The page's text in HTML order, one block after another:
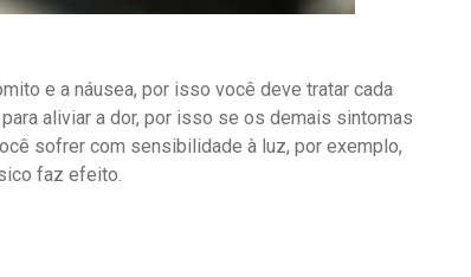
e a náusea, por isso você deve tratar cada
aliviar a dor, por isso se os demais sintomas
sofrer com sensibilidade à luz, por exemplo,
faz efeito.